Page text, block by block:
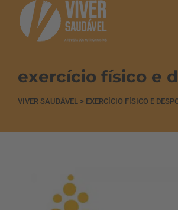
exercício físico e
VIVER SAUDÁVEL > EXERCÍCIO FÍSICO E